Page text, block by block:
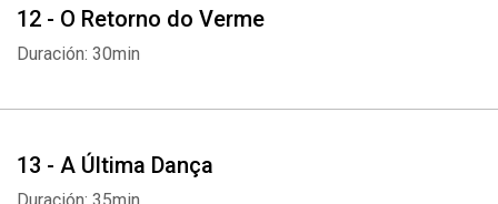
12 - O Retorno do Verme
Duración: 30min
13 - A Última Dança